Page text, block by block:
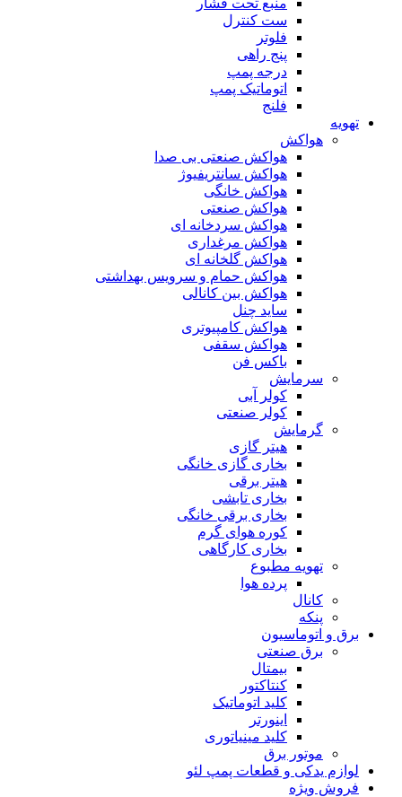
منبع تحت فشار
ست کنترل
فلوتر
پنج راهی
درجه پمپ
اتوماتیک پمپ
فلنج
تهویه
هواکش
هواکش صنعتی بی صدا
هواکش سانتریفیوژ
هواکش خانگی
هواکش صنعتی
هواکش سردخانه ای
هواکش مرغداری
هواکش گلخانه ای
هواکش حمام و سرویس بهداشتی
هواکش بین کانالی
ساید چنل
هواکش کامپیوتری
هواکش سقفی
باکس فن
سرمایش
کولر آبی
کولر صنعتی
گرمایش
هیتر گازی
بخاری گازی خانگی
هیتر برقی
بخاری تابشی
بخاری برقی خانگی
کوره هوای گرم
بخاری کارگاهی
تهویه مطبوع
پرده هوا
کانال
پنکه
برق و اتوماسیون
برق صنعتی
بیمتال
کنتاکتور
کلید اتوماتیک
اینورتر
کلید مینیاتوری
موتور برق
لوازم یدکی و قطعات پمپ لئو
فروش ویژه